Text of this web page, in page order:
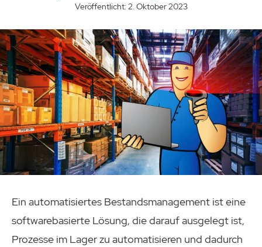
Veröffentlicht: 2. Oktober 2023
Ein automatisiertes Bestandsmanagement ist eine
softwarebasierte Lösung, die darauf ausgelegt ist,
Prozesse im Lager zu automatisieren und dadurch